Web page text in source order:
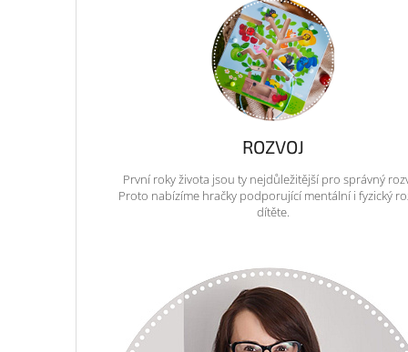
ROZVOJ
První roky života jsou ty nejdůležitější pro správný
Proto nabízíme hračky podporující mentální i fyzický
dítěte.